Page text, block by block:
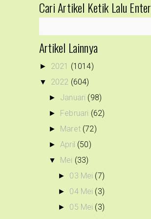
Cari Artikel Ketik Lalu Enter
Artikel Lainnya
► 2021 (1014)
▼ 2022 (604)
► Januari (98)
► Februari (62)
► Maret (72)
► April (50)
▼ Mei (33)
► 03 Mei (7)
► 04 Mei (3)
► 05 Mei (3)